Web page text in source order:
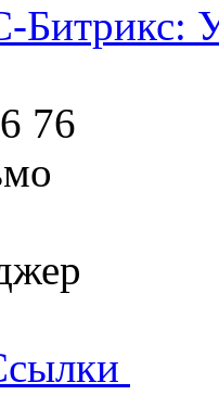
Битрикс:
76